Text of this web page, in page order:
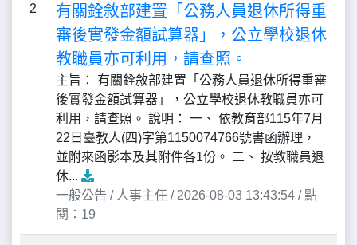
2
有關銓敘部建置「公務人員退休所得重
審後實發金額試算器」，公立學校退休
教職員亦可利用，請查照。
主旨： 有關銓敘部建置「公務人員退休所得重審
後實發金額試算器」，公立學校退休教職員亦可
利用，請查照。 說明： 一、 依教育部115年7月
22日臺教人(四)字第1150074766號書函辦理，
並附來函影本及其附件各1份。 二、 按教職員退
休...
一般公告 / 人事主任 / 2026-08-03 13:43:54 / 點
閱：19